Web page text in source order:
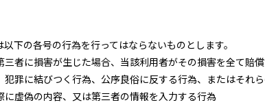
下の各号の行為を行ってはならないものとします。
者に損害が生じた場合、当該利用者がその損害を全て賠償
罪に結びつく行為、公序良俗に反する行為、またはそれ
虚偽の内容、又は第三者の情報を入力する行為